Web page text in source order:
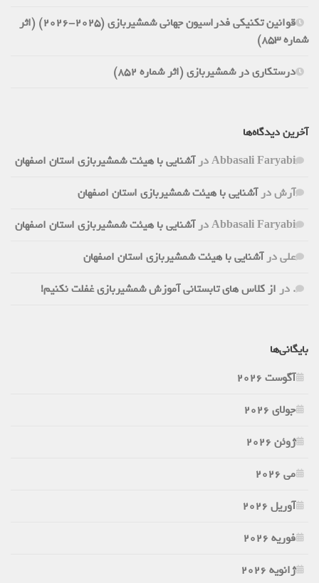
قوانین تکنیکی فدراسیون جهانی شمشیربازی (2025-2026) (اثر
شماره 853)
درستکاری در شمشیربازی (اثر شماره 852)
آخرین دیدگاه‌ها
Abbasali Faryabiدرآشنایی با هیئت شمشیربازی استان اصفهان
آرشدرآشنایی با هیئت شمشیربازی استان اصفهان
Abbasali Faryabiدرآشنایی با هیئت شمشیربازی استان اصفهان
علیدرآشنایی با هیئت شمشیربازی استان اصفهان
.دراز کلاس های تابستانی آموزش شمشیربازی غفلت نکنیم!
بایگانی‌ها
آگوست 2026
جولای 2026
ژوئن 2026
می 2026
آوریل 2026
فوریه 2026
ژانویه 2026